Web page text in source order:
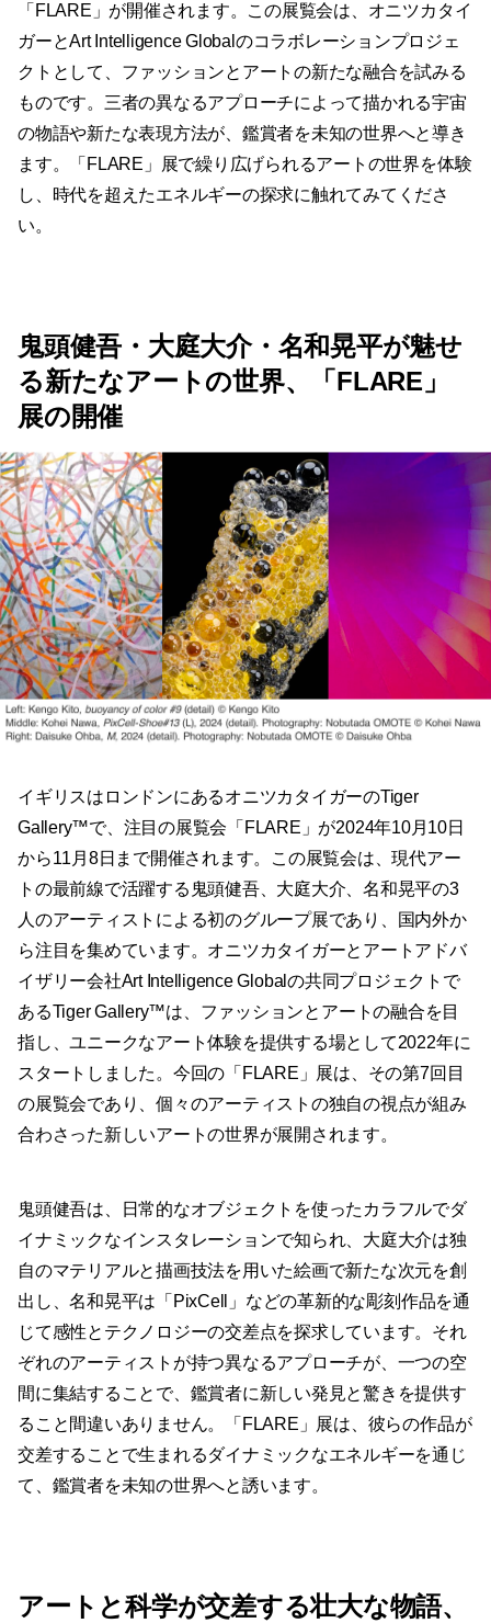
「FLARE」が開催されます。この展覧会は、オニツカタイ
ガーとArt Intelligence Globalのコラボレーションプロジェ
クトとして、ファッションとアートの新たな融合を試みる
ものです。三者の異なるアプローチによって描かれる宇宙
の物語や新たな表現方法が、鑑賞者を未知の世界へと導き
ます。「FLARE」展で繰り広げられるアートの世界を体験
し、時代を超えたエネルギーの探求に触れてみてくださ
い。
鬼頭健吾・大庭大介・名和晃平が魅せ
る新たなアートの世界、「FLARE」
展の開催
イギリスはロンドンにあるオニツカタイガーのTiger
Gallery™で、注目の展覧会「FLARE」が2024年10月10日
から11月8日まで開催されます。この展覧会は、現代アー
トの最前線で活躍する鬼頭健吾、大庭大介、名和晃平の3
人のアーティストによる初のグループ展であり、国内外か
ら注目を集めています。オニツカタイガーとアートアドバ
イザリー会社Art Intelligence Globalの共同プロジェクトで
あるTiger Gallery™は、ファッションとアートの融合を目
指し、ユニークなアート体験を提供する場として2022年に
スタートしました。今回の「FLARE」展は、その第7回目
の展覧会であり、個々のアーティストの独自の視点が組み
合わさった新しいアートの世界が展開されます。
鬼頭健吾は、日常的なオブジェクトを使ったカラフルでダ
イナミックなインスタレーションで知られ、大庭大介は独
自のマテリアルと描画技法を用いた絵画で新たな次元を創
出し、名和晃平は「PixCell」などの革新的な彫刻作品を通
じて感性とテクノロジーの交差点を探求しています。それ
ぞれのアーティストが持つ異なるアプローチが、一つの空
間に集結することで、鑑賞者に新しい発見と驚きを提供す
ること間違いありません。「FLARE」展は、彼らの作品が
交差することで生まれるダイナミックなエネルギーを通じ
て、鑑賞者を未知の世界へと誘います。
アートと科学が交差する壮大な物語、